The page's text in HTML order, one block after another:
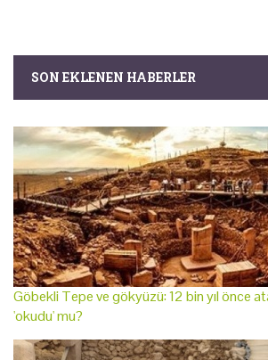
SON EKLENEN HABERLER
Göbekli Tepe ve gökyüzü: 12 bin yıl önce
'okudu' mu?